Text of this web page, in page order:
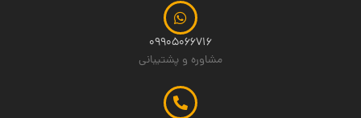
09905066716
مشاوره و پشتیبانی